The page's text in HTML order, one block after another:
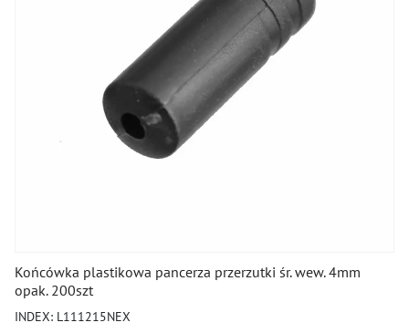
Końcówka plastikowa pancerza przerzutki śr. wew. 4mm
opak. 200szt
INDEX: L111215NEX